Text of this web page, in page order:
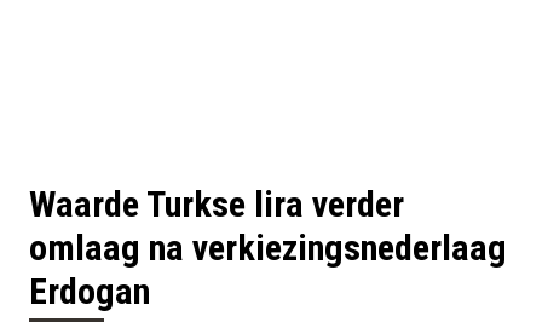
Waarde Turkse lira verder
omlaag na verkiezingsnederlaag
Erdogan